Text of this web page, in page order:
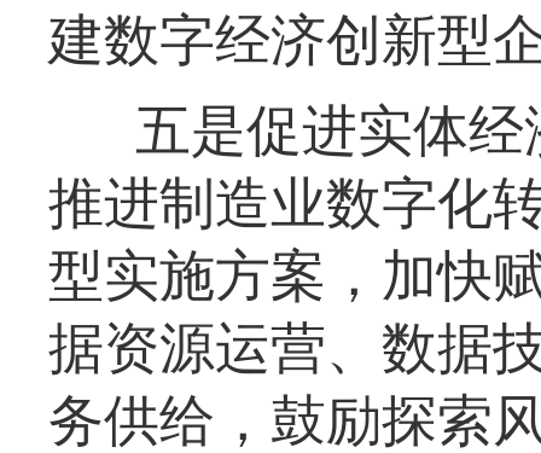
建数字经济创新型
五是促进实体
推进制造业数字化
型实施方案，加快
据资源运营、数据
务供给，鼓励探索